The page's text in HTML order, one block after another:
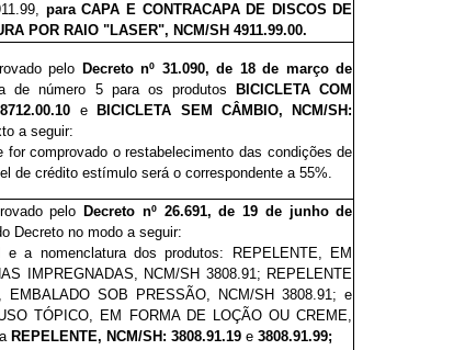
para CAPA E CONTRACAPA DE DISCOS DE
POR RAIO "LASER", NCM/SH 4911.99.00.
pelo Decreto nº 31.090, de 18 de março de
de número 5 para os produtos
BICICLETA COM
e
BICICLETA SEM CÂMBIO, NCM/SH:
a seguir:
for comprovado o restabelecimento das condições de
de crédito estímulo será o correspondente a 55%.
pelo Decreto nº 26.691, de 19 de junho de
Decreto no modo a seguir:
e a nomenclatura dos produtos:
REPELENTE, EM
IMPREGNADAS, NCM/SH 3808.91; REPELENTE
EMBALADO SOB PRESSÃO, NCM/SH 3808.91; e
TÓPICO, EM FORMA DE LOÇÃO OU CREME,
REPELENTE, NCM/SH: 3808.91.19 e 3808.91.99;